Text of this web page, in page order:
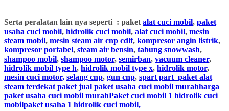
Serta peralatan lain nya seperti : paket alat cuci mobil, paket
usaha cuci mobil, hidrolik cuci mobil, alat cuci mobil, mesin
steam mobil, mesin steam air cnp cdlf, kompresor angin listrik,
kompresor portabel, steam air bensin, tabung snowwash,
shampoo mobil, shampoo motor, semirban, vacuum cleaner,
hidrolik mobil type h, hidrolik mobil type x, hidrolik motor,
mesin cuci motor, selang cnp, gun cnp, spart part paket alat
steam terdekat paket jual paket usaha cuci mobil murahharga
paket usaha cuci mobil murahPaket cuci mobil 1 hidrolik cuci
mobilpaket usaha 1 hidrolik cuci mobil,